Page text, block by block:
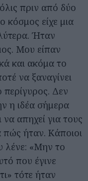
πριν από δύο
κόσμος είχε μια
Ήταν
Μου είπαν
και ακόμα το
να ξαναγίνει
περίγυρος. Δεν
η ιδέα σήμερα
απηχεί για τους
πώς ήταν. Κάποιοι
λένε: «Μην το
που έγινε
τότε ήταν